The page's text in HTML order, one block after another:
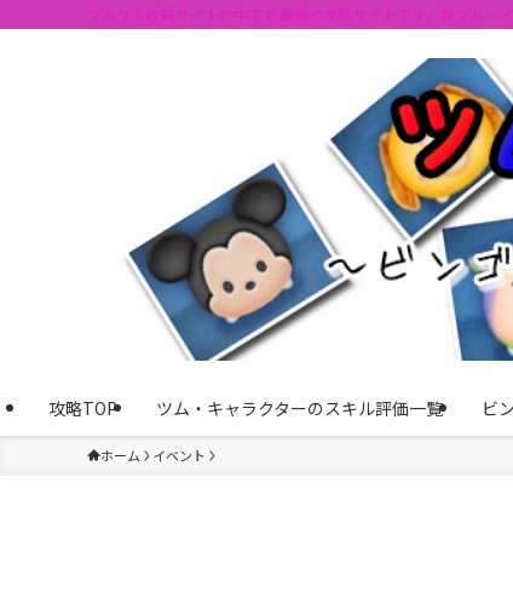
ツムツム攻略サイトの中でも最強の攻略サイトです。新ツム
攻略TOP ツム・キャラクターのスキル評価一覧 ビ
ホーム イベント